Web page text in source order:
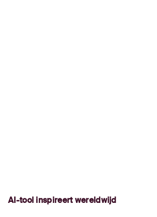
AI-tool inspireert wereldwijd